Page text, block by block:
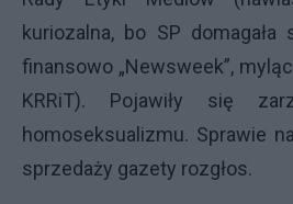
kuriozalna, bo SP domagała
finansowo „Newsweek”,
KRRiT). Pojawiły się
homoseksualizmu. Sprawie
sprzedaży gazety rozgłos.